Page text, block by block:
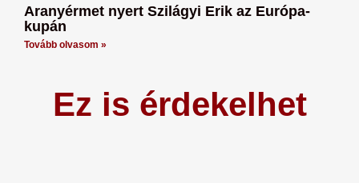
Aranyérmet nyert Szilágyi Erik az Európa-
kupán
Tovább olvasom »
Ez is érdekelhet